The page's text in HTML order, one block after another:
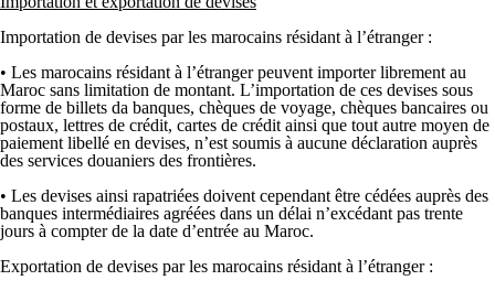
Importation de devises par les marocains résidant à l’étranger :
• Les marocains résidant à l’étranger peuvent importer librement au
Maroc sans limitation de montant. L’importation de ces devises sous
forme de billets da banques, chèques de voyage, chèques bancaires ou
postaux, lettres de crédit, cartes de crédit ainsi que tout autre moyen de
paiement libellé en devises, n’est soumis à aucune déclaration auprès
des services douaniers des frontières.
• Les devises ainsi rapatriées doivent cependant être cédées auprès des
banques intermédiaires agréées dans un délai n’excédant pas trente
jours à compter de la date d’entrée au Maroc.
Exportation de devises par les marocains résidant à l’étranger :